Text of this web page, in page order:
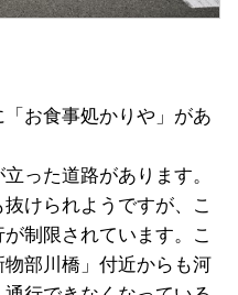
お食事処かりや」があ
った道路があります。
けられようですが、こ
制限されています。こ
部川橋」付近からも河